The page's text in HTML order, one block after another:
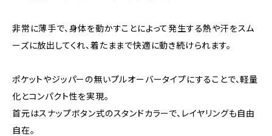
非常に薄手で、身体を動かすことによって発生する熱や汗をスム
ーズに放出してくれ、着たままで快適に動き続けられます。
ポケットやジッパーの無いプルオーバータイプにすることで、軽量
化とコンパクト性を実現。
首元はスナップボタン式のスタンドカラーで、レイヤリングも自由
自在。